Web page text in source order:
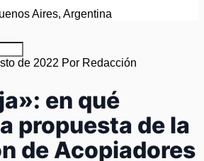
Aires, Argentina
de 2022 Por Redacción
en qué
propuesta de la
de Acopiadores